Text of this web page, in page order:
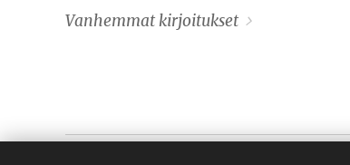
Vanhemmat kirjoitukset